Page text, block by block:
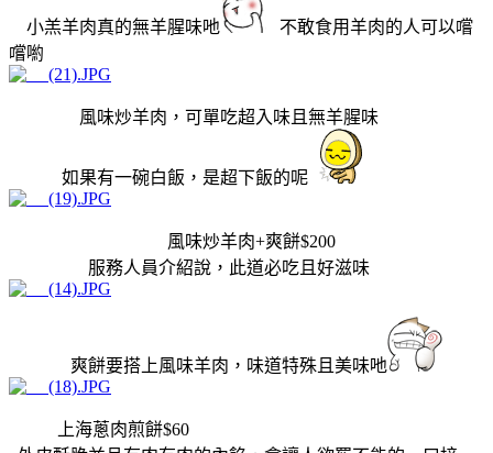
小羔羊肉真的無羊腥味吔
不敢食用羊肉的人可以嚐
嚐喲
風味炒羊肉，可單吃超入味且無羊腥味
如果有一碗白飯，是超下飯的呢
風味炒羊肉+爽餅$200
服務人員介紹說，此道必吃且好滋味
爽餅要搭上風味羊肉，味道特殊且美味吔
上海蔥肉煎餅$60